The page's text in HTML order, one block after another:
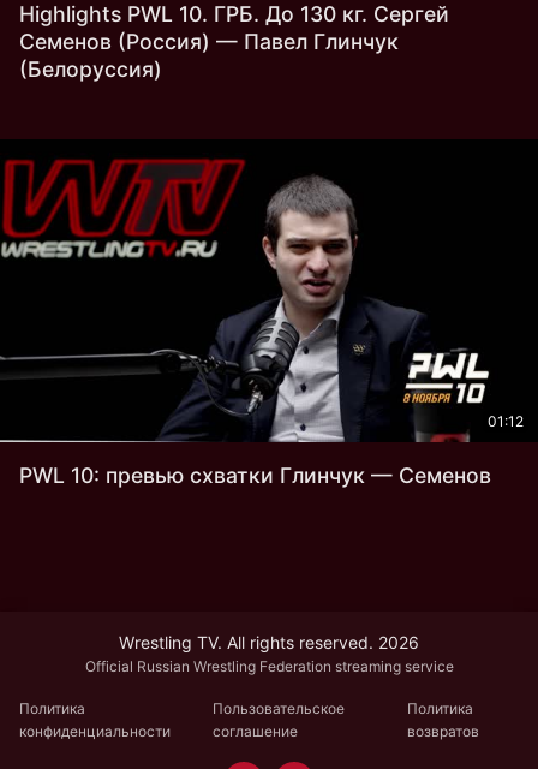
Highlights PWL 10. ГРБ. До 130 кг. Сергей
Семенов (Россия) — Павел Глинчук
(Белоруссия)
01:12
PWL 10: превью схватки Глинчук — Семенов
Wrestling TV. All rights reserved. 2026
Official Russian Wrestling Federation streaming service
Политика
конфиденциальности
Пользовательское
соглашение
Политика
возвратов